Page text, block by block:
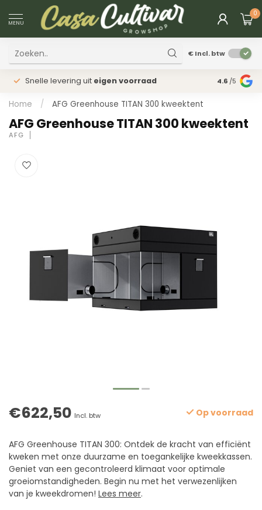
MENU
0
€Incl. btw
Snelle levering uit eigen voorraad Fysieke
4.6 /5
Home / AFG Greenhouse TITAN 300 kweektent
AFG Greenhouse TITAN 300 kweektent
AFG
€622,50 Incl. btw Op voorraad
AFG Greenhouse TITAN 300: Ontdek de kracht van efficiënt
kweken met onze duurzame en toegankelijke kweekkassen.
Geniet van een gecontroleerd klimaat voor optimale
groeiomstandigheden. Begin nu met het verwezenlijken
van je kweekdromen! Lees meer.